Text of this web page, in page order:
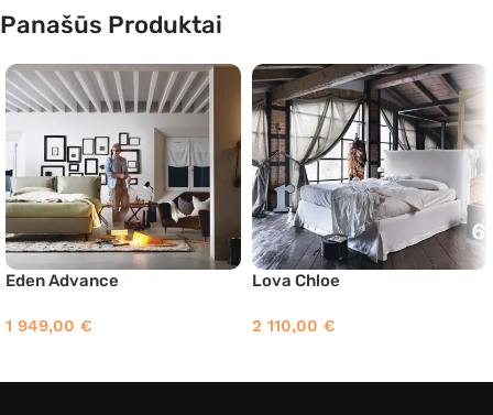
Panašūs Produktai
Eden Advance
1 949,00 €
Lova Chloe
2 110,00 €